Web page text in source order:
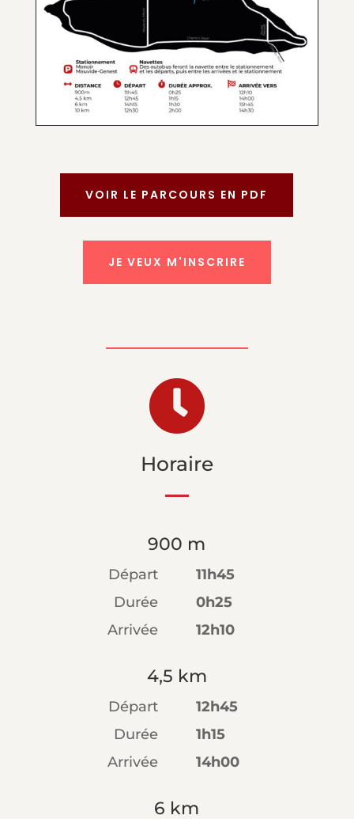
VOIR LE PARCOURS EN PDF
JE VEUX M'INSCRIRE

Horaire
900 m
Départ
11h45
Durée
0h25
Arrivée
12h10
4,5 km
Départ
12h45
Durée
1h15
Arrivée
14h00
6 km